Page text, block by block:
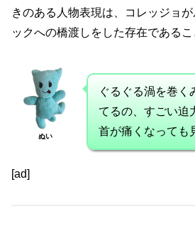
きのある人物表現は、コレッジョ
ックへの橋渡しをした存在であるこ
ぬい
ぐるぐる渦を巻く
てるの、すごい迫
首が痛くなっても
[ad]